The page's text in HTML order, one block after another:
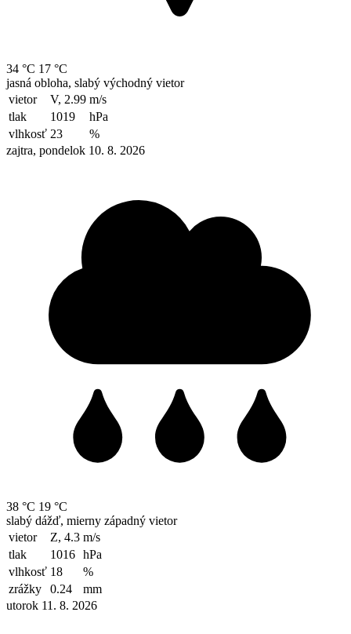
34 °C 17 °C
jasná obloha, slabý východný vietor
vietor
V, 2.99 m/s
tlak
1019
hPa
vlhkosť 23
%
zajtra, pondelok 10. 8. 2026
38 °C 19 °C
slabý dážď, mierny západný vietor
vietor
Z, 4.3 m/s
tlak
1016 hPa
vlhkosť 18
%
zrážky
0.24
mm
utorok 11. 8. 2026